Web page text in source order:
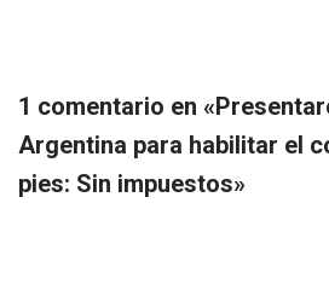
1 comentario en
Argentina para habilitar el
pies: Sin impuestos»